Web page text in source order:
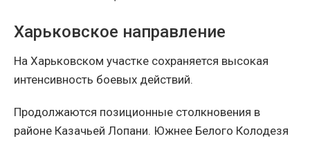
Харьковское направление
На Харьковском участке сохраняется высокая
интенсивность боевых действий.
Продолжаются позиционные столкновения в
районе Казачьей Лопани. Южнее Белого Колодезя